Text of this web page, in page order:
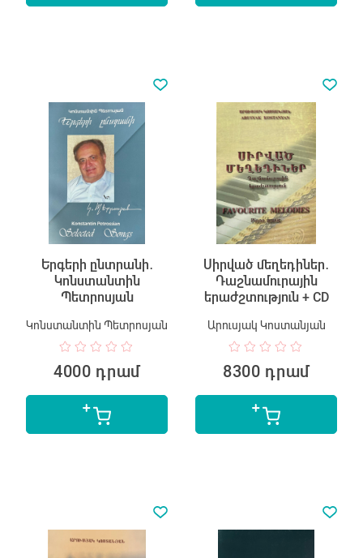
Երգերի ընտրանի․
Կոնստանտին
Պետրոսյան
Կոնստանտին Պետրոսյան
4000 դրամ
Սիրված մեղեդիներ․
Դաշնամուրային
երաժշտություն + CD
Արուսյակ Կոստանյան
8300 դրամ